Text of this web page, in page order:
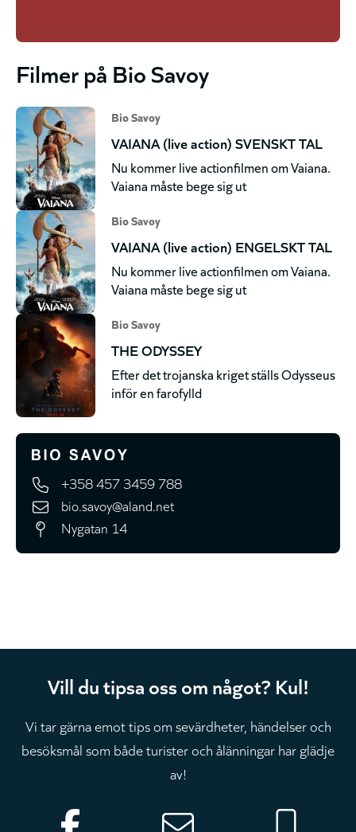
Filmer på Bio Savoy
Bio Savoy
VAIANA (live action) SVENSKT TAL
Nu kommer live actionfilmen om Vaiana.
Vaiana måste bege sig ut
Bio Savoy
VAIANA (live action) ENGELSKT TAL
Nu kommer live actionfilmen om Vaiana.
Vaiana måste bege sig ut
Bio Savoy
THE ODYSSEY
Efter det trojanska kriget ställs Odysseus
inför en farofylld
+358 457 3459 788
bio.savoy@aland.net
Nygatan 14
Vill du tipsa oss om något? Kul!
Vi tar gärna emot tips om sevärdheter, händelser och
besöksmål som både turister och ålänningar har glädje
av!